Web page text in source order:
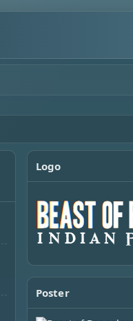
Logo
Poster